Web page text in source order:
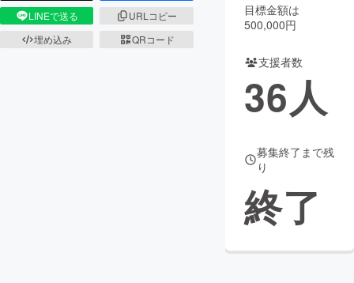
CAMPFIRE for Social Good
CAMPFIRE Creation
CAMPFIREふるさと納税
コミュニティ
LINEで送る
URLコピー
埋め込み
QRコード
目標金額は
500,000円
支援者数
36人
募集終了まで残
り
終了